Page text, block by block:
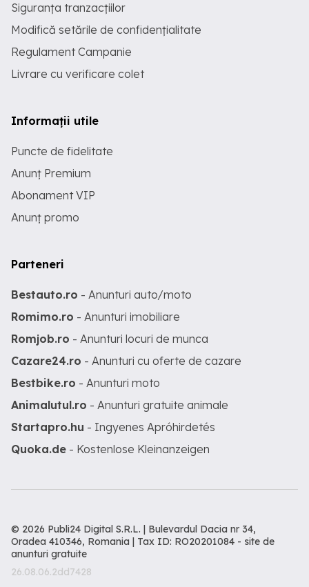
Siguranța tranzacțiilor
Modifică setările de confidențialitate
Regulament Campanie
Livrare cu verificare colet
Informații utile
Puncte de fidelitate
Anunț Premium
Abonament VIP
Anunț promo
Parteneri
Bestauto.ro - Anunturi auto/moto
Romimo.ro - Anunturi imobiliare
Romjob.ro - Anunturi locuri de munca
Cazare24.ro - Anunturi cu oferte de cazare
Bestbike.ro - Anunturi moto
Animalutul.ro - Anunturi gratuite animale
Startapro.hu - Ingyenes Apróhirdetés
Quoka.de - Kostenlose Kleinanzeigen
© 2026 Publi24 Digital S.R.L. | Bulevardul Dacia nr 34,
Oradea 410346, Romania | Tax ID: RO20201084 - site de
anunturi gratuite
26.08.06.2dd7428